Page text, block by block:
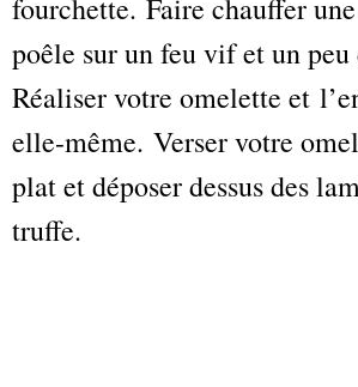
fourchette. Faire chauffer
poêle sur un feu vif et un peu
Réaliser votre omelette et
elle-même. Verser votre
plat et déposer dessus des
truffe.